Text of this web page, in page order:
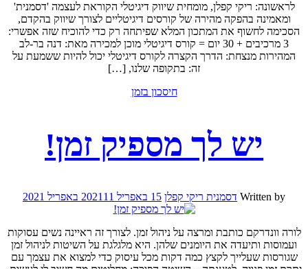
לראשונה: ריקי קפלן, מומחית שיווק דיגיטלי הקוראת לעצמה 'דסמנית'
ומאמינה בהפקה מהירה של קורסים דיגיטליים לצורך שיווק בהקדם,
הסכימה לחשוף את המתכון המלא שפיתחה רק כדי להוכיח שזה אפשרי:
3 מרכיבים + 30 יום = קורס דיגיטלי מוכן למכירה מאת: דנה בר-לב
המהירות מנצחת: הדרך הקצרה לקורס דיגיטלי יכול להיות ששמעת על
זה: בתקופה שלנו, […]
חיסכון בזמן
יש לך מספיק זמן!
Written by דסמנית ריקי קפלן 15 באפריל 2021 11 באפריל 2021
לורה וונדרקם כותבת ומרצה על ניהול זמן. לצורך זה ראיינה נשים עסוקות
ועמוסות ותיעדה את היומנים שלהן. היא מלגלגת על השיטות לניהול זמן
שגורסות שעלייך לקצץ כמה דקות מכל עיסוק כדי למצוא את עצמך עם